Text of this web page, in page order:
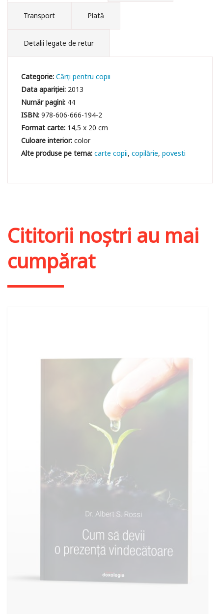
Transport Plată
Detalii legate de retur
Categorie:Cărți pentru copii
Data apariției: 2013
Număr pagini: 44
ISBN:978-606-666-194-2
Format carte: 14,5 x 20 cm
Culoare interior:color
carte copii copilărie povesti
Cititorii noștri au mai
cumpărat